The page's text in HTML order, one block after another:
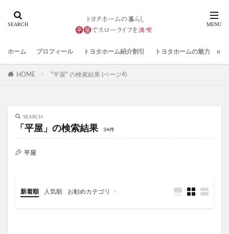
ホーム プロフィール トヨタホーム紹介割引 トヨタホームの魅力
HOME "平屋" の検索結果 (ページ4)
SEARCH
「平屋」の検索結果 34件
平屋
新着順 人気順 お勧めカテゴリ